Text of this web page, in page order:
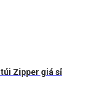
Zipper giá sỉ